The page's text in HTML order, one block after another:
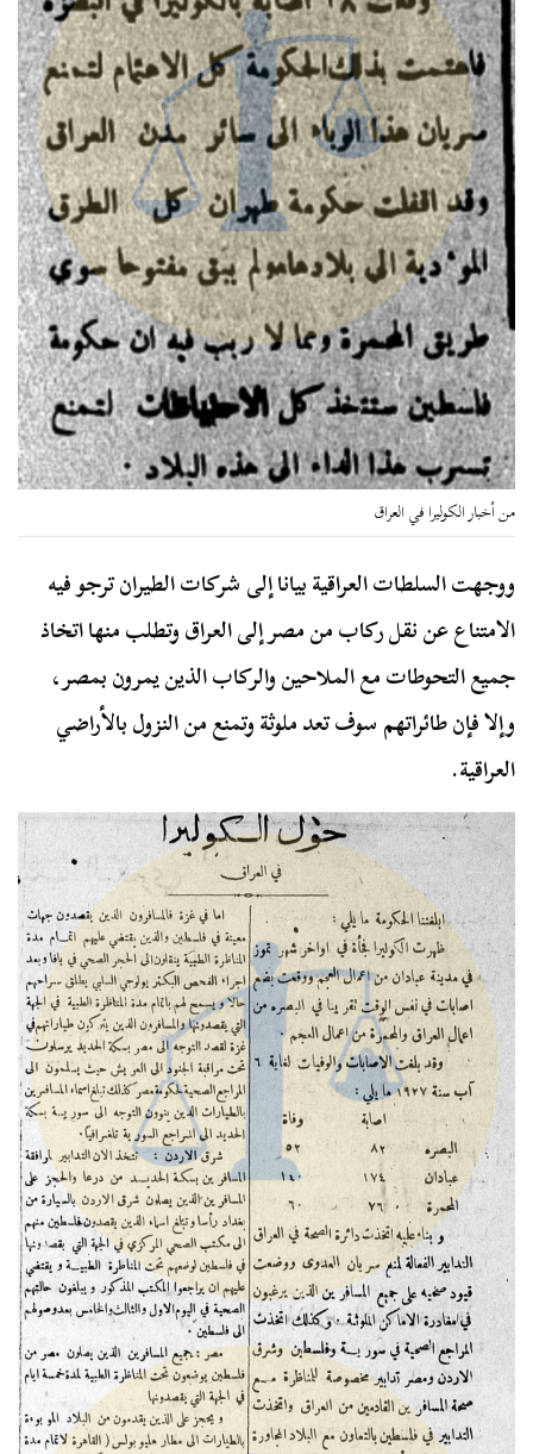
من أخبار الكوليرا في العراق
ووجهت السلطات العراقية بيانا إلى شركات الطيران ترجو فيه
الامتناع عن نقل ركاب من مصر إلى العراق وتطلب منها اتخاذ
جميع التحوطات مع الملاحين والركاب الذين يمرون بمصر،
وإلا فإن طائراتهم سوف تعد ملوثة وتمنع من النزول بالأراضي
العراقية.